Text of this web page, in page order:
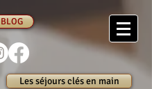
BLOG
Les séjours clés en main